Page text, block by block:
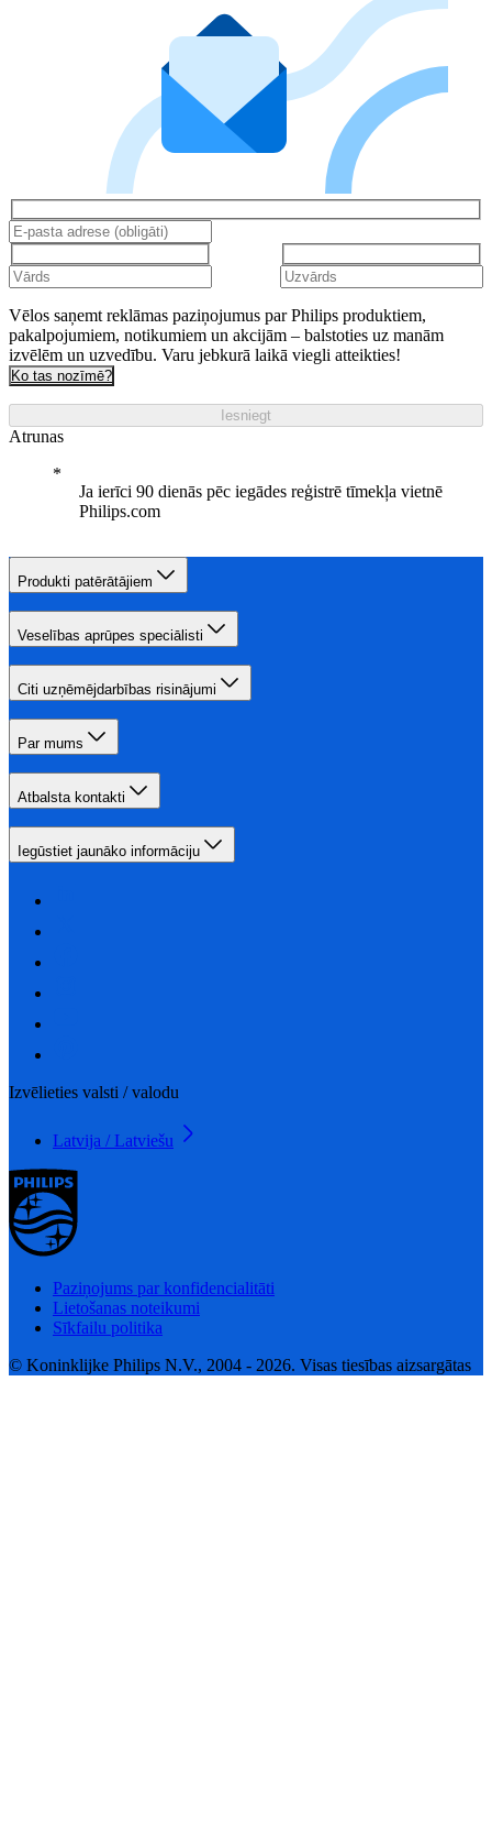
Vēlos saņemt reklāmas paziņojumus par Philips produktiem,
pakalpojumiem, notikumiem un akcijām – balstoties uz manām
izvēlēm un uzvedību. Varu jebkurā laikā viegli atteikties!
Ko tas nozīmē?
Iesniegt
Atrunas
Ja ierīci 90 dienās pēc iegādes reģistrē tīmekļa vietnē
Philips.com
Produkti patērātājiem
Veselības aprūpes speciālisti
Citi uzņēmējdarbības risinājumi
Par mums
Atbalsta kontakti
Iegūstiet jaunāko informāciju
Izvēlieties valsti / valodu
Latvija / Latviešu
Paziņojums par konfidencialitāti
Lietošanas noteikumi
Sīkfailu politika
© Koninklijke Philips N.V., 2004 - 2026. Visas tiesības aizsargātas